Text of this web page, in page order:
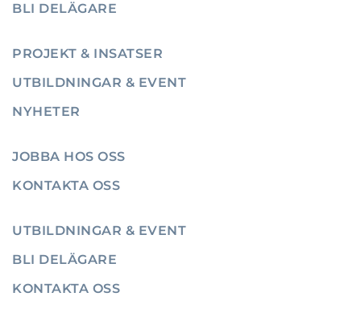
BLI DELÄGARE
PROJEKT & INSATSER
UTBILDNINGAR & EVENT
NYHETER
JOBBA HOS OSS
KONTAKTA OSS
UTBILDNINGAR & EVENT
BLI DELÄGARE
KONTAKTA OSS